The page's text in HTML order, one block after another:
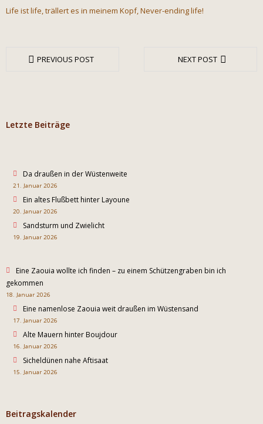
Life ist life, trällert es in meinem Kopf, Never-ending life!
PREVIOUS POST NEXT POST
Letzte Beiträge
Da draußen in der Wüstenweite
21. Januar 2026
Ein altes Flußbett hinter Layoune
20. Januar 2026
Sandsturm und Zwielicht
19. Januar 2026
Eine Zaouia wollte ich finden – zu einem Schützengraben bin ich
gekommen
18. Januar 2026
Eine namenlose Zaouia weit draußen im Wüstensand
17. Januar 2026
Alte Mauern hinter Boujdour
16. Januar 2026
Sicheldünen nahe Aftisaat
15. Januar 2026
Beitragskalender